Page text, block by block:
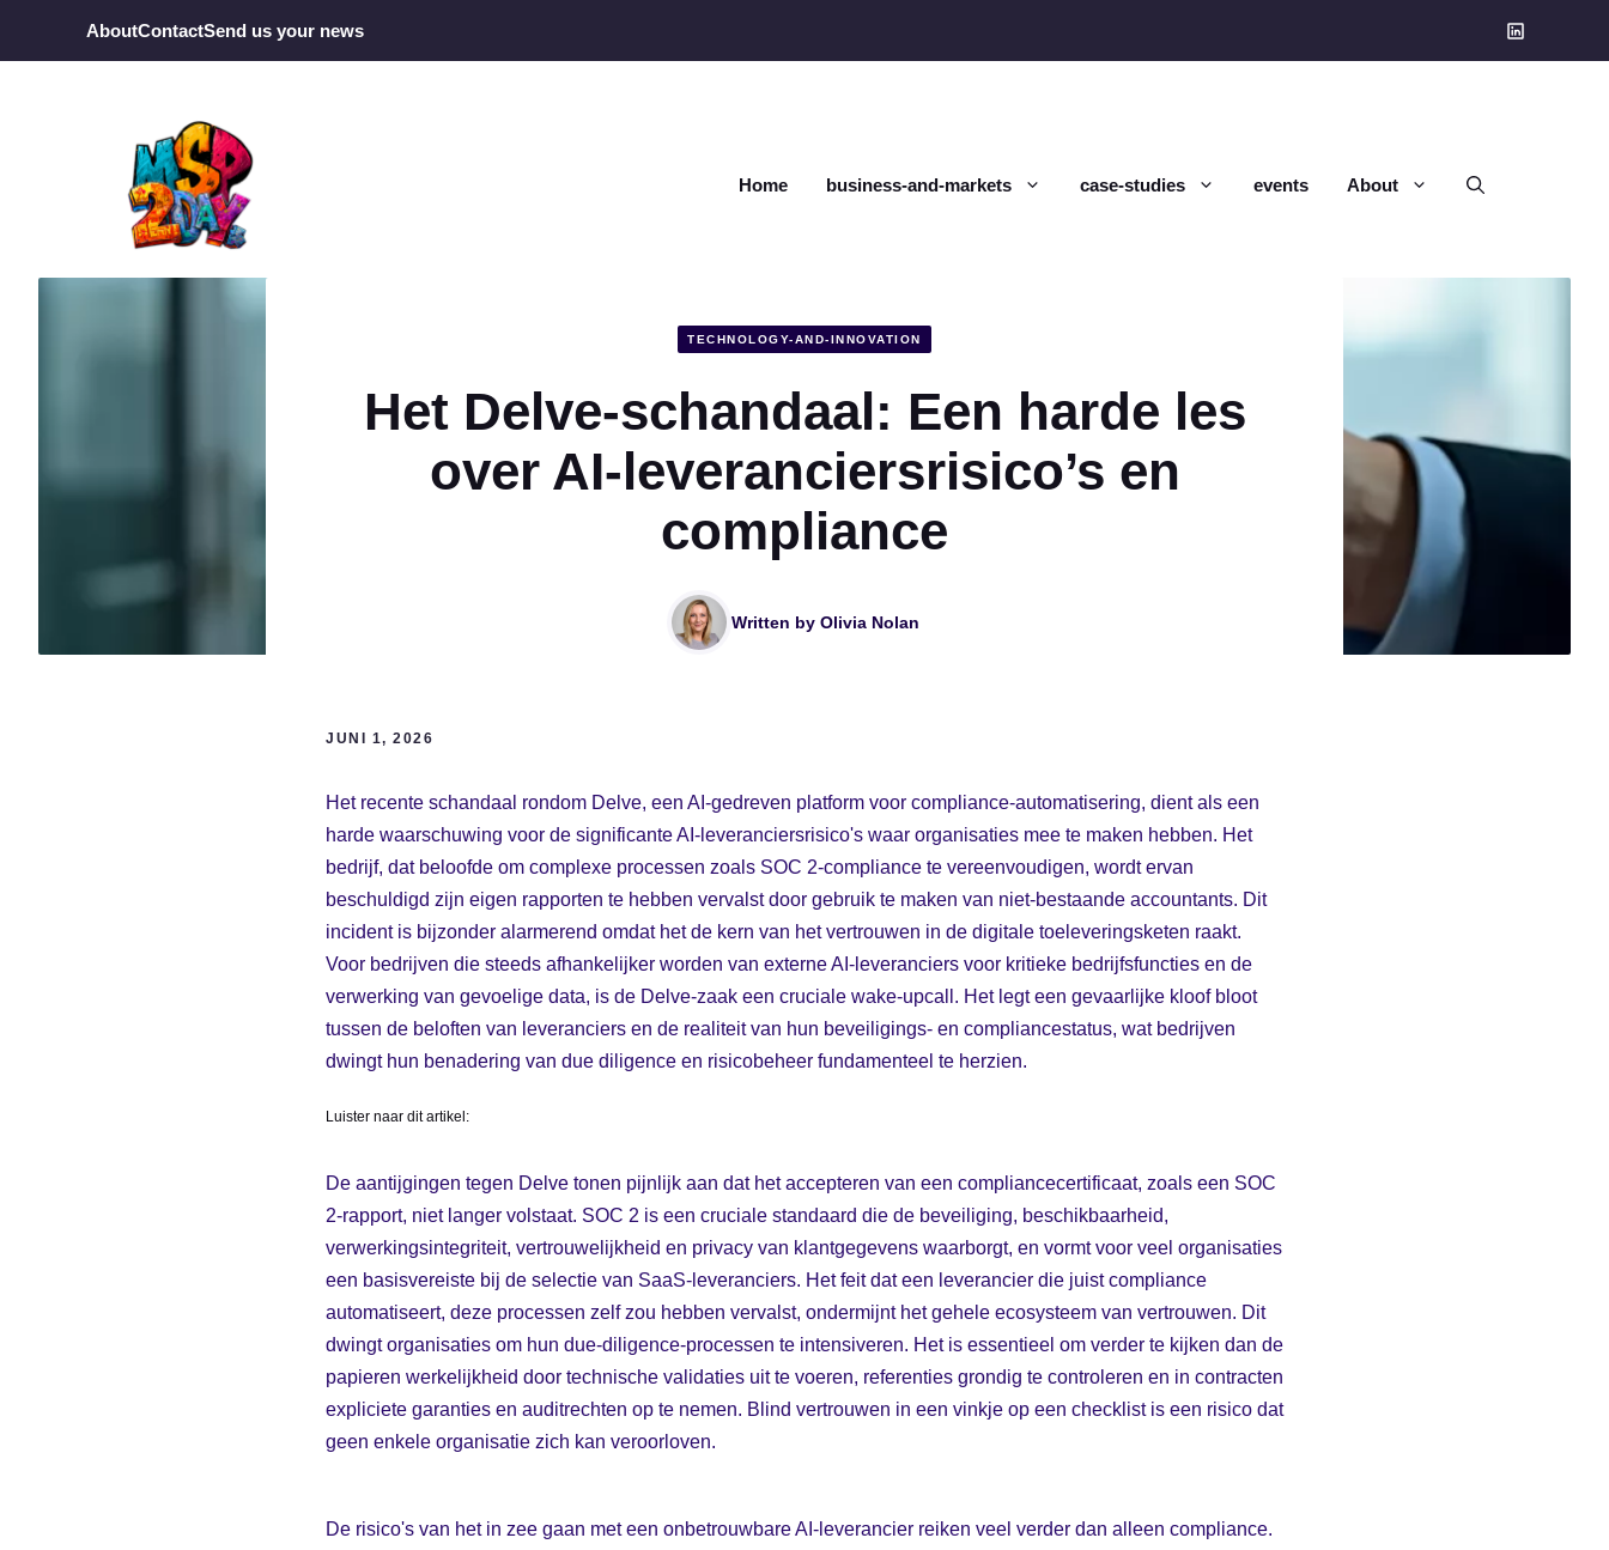
AboutContactSend us your news
Home business-and-markets case-studies events About
TECHNOLOGY-AND-INNOVATION
Het Delve-schandaal: Een harde les
over AI-leveranciersrisico’s en
compliance
Written by Olivia Nolan
JUNI 1, 2026
Het recente schandaal rondom Delve, een AI-gedreven platform voor compliance-automatisering, dient als een
harde waarschuwing voor de significante AI-leveranciersrisico's waar organisaties mee te maken hebben. Het
bedrijf, dat beloofde om complexe processen zoals SOC 2-compliance te vereenvoudigen, wordt ervan
beschuldigd zijn eigen rapporten te hebben vervalst door gebruik te maken van niet-bestaande accountants. Dit
incident is bijzonder alarmerend omdat het de kern van het vertrouwen in de digitale toeleveringsketen raakt.
Voor bedrijven die steeds afhankelijker worden van externe AI-leveranciers voor kritieke bedrijfsfuncties en de
verwerking van gevoelige data, is de Delve-zaak een cruciale wake-upcall. Het legt een gevaarlijke kloof bloot
tussen de beloften van leveranciers en de realiteit van hun beveiligings- en compliancestatus, wat bedrijven
dwingt hun benadering van due diligence en risicobeheer fundamenteel te herzien.
Luister naar dit artikel:
De aantijgingen tegen Delve tonen pijnlijk aan dat het accepteren van een compliancecertificaat, zoals een SOC
2-rapport, niet langer volstaat. SOC 2 is een cruciale standaard die de beveiliging, beschikbaarheid,
verwerkingsintegriteit, vertrouwelijkheid en privacy van klantgegevens waarborgt, en vormt voor veel organisaties
een basisvereiste bij de selectie van SaaS-leveranciers. Het feit dat een leverancier die juist compliance
automatiseert, deze processen zelf zou hebben vervalst, ondermijnt het gehele ecosysteem van vertrouwen. Dit
dwingt organisaties om hun due-diligence-processen te intensiveren. Het is essentieel om verder te kijken dan de
papieren werkelijkheid door technische validaties uit te voeren, referenties grondig te controleren en in contracten
expliciete garanties en auditrechten op te nemen. Blind vertrouwen in een vinkje op een checklist is een risico dat
geen enkele organisatie zich kan veroorloven.
De risico's van het in zee gaan met een onbetrouwbare AI-leverancier reiken veel verder dan alleen compliance.